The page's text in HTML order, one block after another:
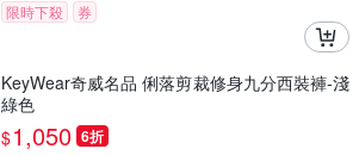
限時下殺 券
KeyWear奇威名品 俐落剪裁修身九分西裝褲-淺
綠色
$1,050 6折